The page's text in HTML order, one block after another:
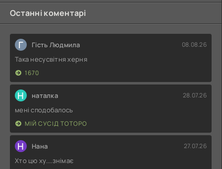
Останні коментарі
Г Гість Людмила 08.08.26
Така несусвітня херня
1670
Н наталка 28.07.26
мені сподобалось
МІЙ СУСІД ТОТОРО
Н Нана 27.07.26
Хто цю ху....знімає